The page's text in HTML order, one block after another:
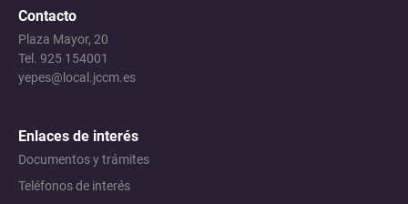
Contacto
Plaza Mayor, 20
Tel. 925 154001
yepes@local.jccm.es
Enlaces de interés
Documentos y trámites
Teléfonos de interés